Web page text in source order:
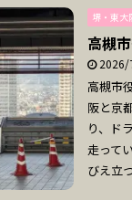
堺・東大
高槻
高槻市
阪と京
り、ド
走って
びえ立